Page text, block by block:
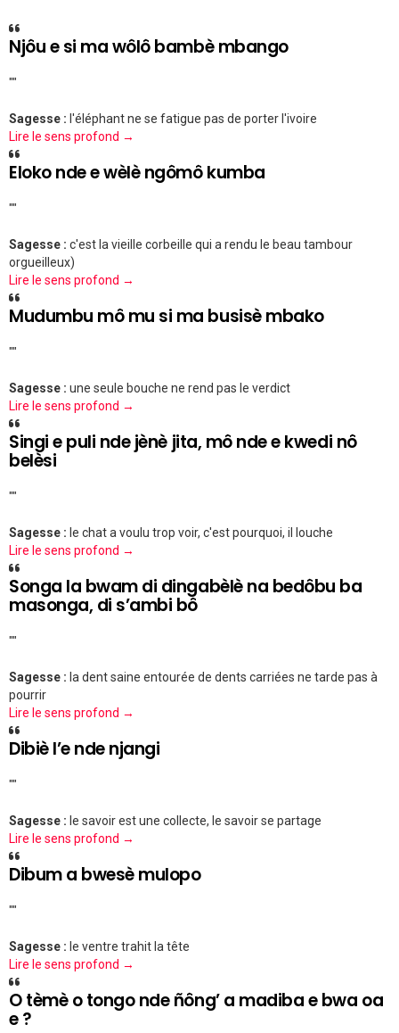
Njôu e si ma wôlô bambè mbango
""
Sagesse : l'éléphant ne se fatigue pas de porter l'ivoire
Lire le sens profond →
Eloko nde e wèlè ngômô kumba
""
Sagesse : c'est la vieille corbeille qui a rendu le beau tambour
orgueilleux)
Lire le sens profond →
Mudumbu mô mu si ma busisè mbako
""
Sagesse : une seule bouche ne rend pas le verdict
Lire le sens profond →
Singi e puli nde jènè jita, mô nde e kwedi nô
belèsi
""
Sagesse : le chat a voulu trop voir, c'est pourquoi, il louche
Lire le sens profond →
Songa la bwam di dingabèlè na bedôbu ba
masonga, di s’ambi bô
""
Sagesse : la dent saine entourée de dents carriées ne tarde pas à
pourrir
Lire le sens profond →
Dibiè l’e nde njangi
""
Sagesse : le savoir est une collecte, le savoir se partage
Lire le sens profond →
Dibum a bwesè mulopo
""
Sagesse : le ventre trahit la tête
Lire le sens profond →
O tèmè o tongo nde ñông’ a madiba e bwa oa
e ?